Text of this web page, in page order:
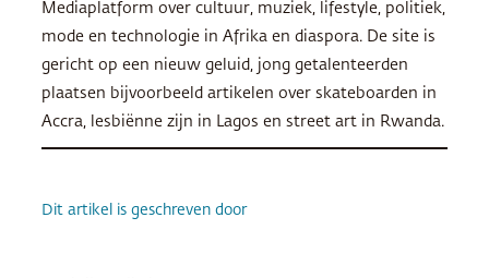
Mediaplatform over cultuur, muziek, lifestyle, politiek,
mode en technologie in Afrika en diaspora. De site is
gericht op een nieuw geluid, jong getalenteerden
plaatsen bijvoorbeeld artikelen over skateboarden in
Accra, lesbiënne zijn in Lagos en street art in Rwanda.
Dit artikel is geschreven door